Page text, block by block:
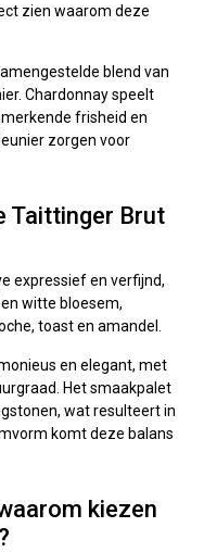
zien waarom deze
blend van
Chardonnay speelt
frisheid en
zorgen voor
Taittinger Brut
expressief en verfijnd,
witte bloesem,
toast en amandel.
en elegant, met
Het smaakpalet
wat resulteert in
komt deze balans
kiezen